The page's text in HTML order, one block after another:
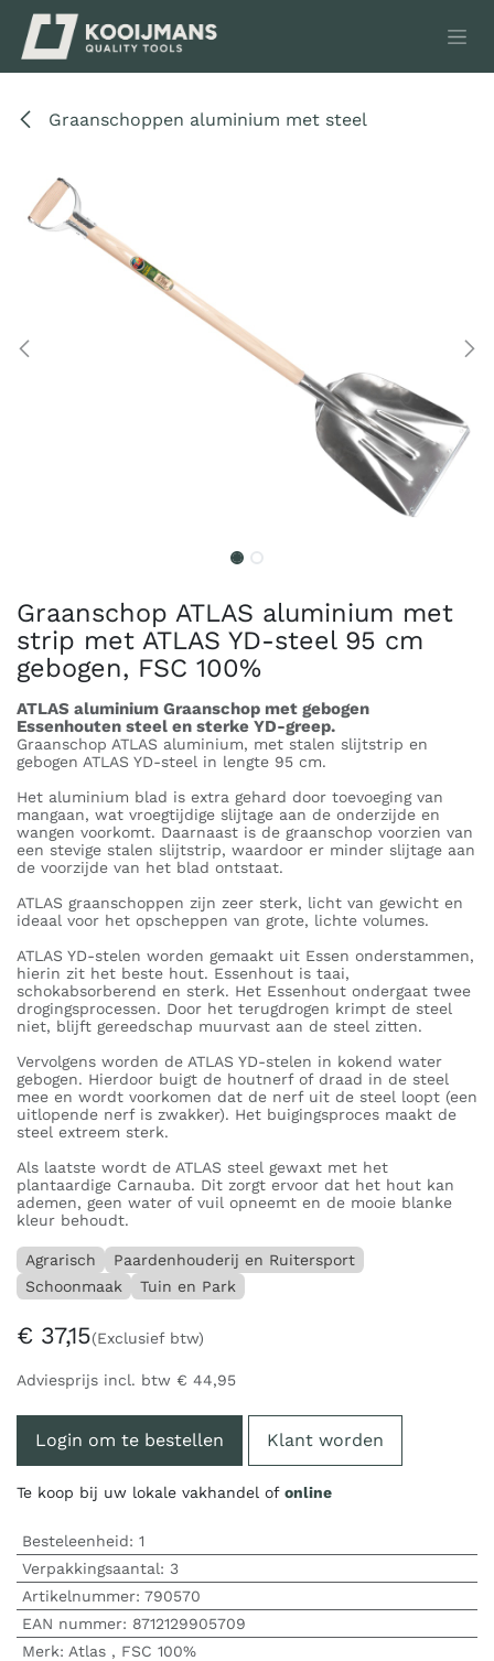
Overslaan naar inhoud
Graanschoppen aluminium met steel
Graanschop ATLAS aluminium met
strip met ATLAS YD-steel 95 cm
gebogen, FSC 100%
ATLAS aluminium Graanschop met gebogen
Essenhouten steel en sterke YD-greep.
Graanschop ATLAS aluminium, met stalen slijtstrip en
gebogen ATLAS YD-steel in lengte 95 cm.
Het aluminium blad is extra gehard door toevoeging van
mangaan, wat vroegtijdige slijtage aan de onderzijde en
wangen voorkomt. Daarnaast is de graanschop voorzien van
een stevige stalen slijtstrip, waardoor er minder slijtage aan
de voorzijde van het blad ontstaat.
ATLAS graanschoppen zijn zeer sterk, licht van gewicht en
ideaal voor het opscheppen van grote, lichte volumes.
ATLAS YD-stelen worden gemaakt uit Essen onderstammen,
hierin zit het beste hout. Essenhout is taai,
schokabsorberend en sterk. Het Essenhout ondergaat twee
drogingsprocessen. Door het terugdrogen krimpt de steel
niet, blijft gereedschap muurvast aan de steel zitten.
Vervolgens worden de ATLAS YD-stelen in kokend water
gebogen. Hierdoor buigt de houtnerf of draad in de steel
mee en wordt voorkomen dat de nerf uit de steel loopt (een
uitlopende nerf is zwakker). Het buigingsproces maakt de
steel extreem sterk.
Als laatste wordt de ATLAS steel gewaxt met het
plantaardige Carnauba. Dit zorgt ervoor dat het hout kan
ademen, geen water of vuil opneemt en de mooie blanke
kleur behoudt.
Agrarisch
Paardenhouderij en Ruitersport
Schoonmaak
Tuin en Park
€ 37,15(Exclusief btw)
Adviesprijs incl. btw € 44,95
Login om te bestellen Klant worden
Te koop bij uw lokale vakhandel of online
Besteleenheid: 1
Verpakkingsaantal: 3
Artikelnummer: 790570
EAN nummer: 8712129905709
Merk: Atlas, FSC 100%